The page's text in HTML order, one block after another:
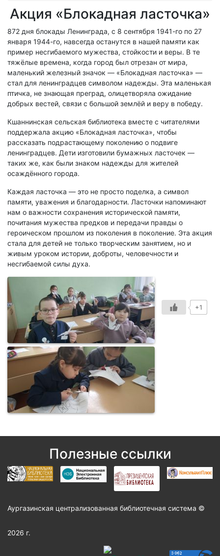
Акция «Блокадная ласточка»
872 дня блокады Ленинграда, с 8 сентября 1941-го по 27
января 1944-го, навсегда останутся в нашей памяти как
пример несгибаемого мужества, стойкости и веры. В те
тяжёлые времена, когда город был отрезан от мира,
маленький железный значок — «Блокадная ласточка» —
стал для ленинградцев символом надежды. Эта маленькая
птичка, не знающая преград, олицетворяла ожидание
добрых вестей, связи с большой землёй и веру в победу.
Кшаннинская сельская библиотека вместе с читателями
поддержала акцию «Блокадная ласточка», чтобы
рассказать подрастающему поколению о подвиге
ленинградцев. Дети изготовили бумажных ласточек —
таких же, как были знаком надежды для жителей
осаждённого города.
Каждая ласточка — это не просто поделка, а символ
памяти, уважения и благодарности. Ласточки напоминают
нам о важности сохранения исторической памяти,
почитания мужества предков и передачи правды о
героическом прошлом из поколения в поколение. Эта акция
стала для детей не только творческим занятием, но и
живым уроком истории, доброты, человечности и
несгибаемой силы духа.
+1
Полезные ссылки
Аургазинская централизованная библиотечная система ©
2026 г.